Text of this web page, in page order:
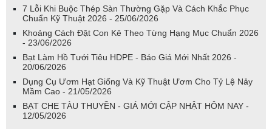
7 Lỗi Khi Buộc Thép Sàn Thường Gặp Và Cách Khắc Phục
Chuẩn Kỹ Thuật 2026 - 25/06/2026
Khoảng Cách Đặt Con Kê Theo Từng Hạng Mục Chuẩn 2026
- 23/06/2026
Bạt Làm Hồ Tưới Tiêu HDPE - Báo Giá Mới Nhất 2026 -
20/06/2026
Dụng Cụ Ươm Hạt Giống Và Kỹ Thuật Ươm Cho Tỷ Lệ Nảy
Mầm Cao - 21/05/2026
BẠT CHE TÀU THUYỀN - GIÁ MỚI CẬP NHẬT HÔM NAY -
12/05/2026